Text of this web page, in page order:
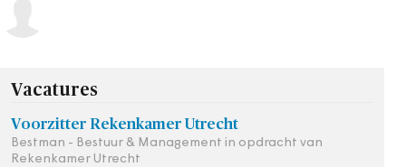
Vacatures
Voorzitter Rekenkamer Utrecht
Bestman - Bestuur & Management in opdracht van
Rekenkamer Utrecht